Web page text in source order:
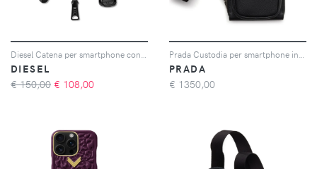
DIESEL
€ 150,00 € 108,00
PRADA
€ 1350,00